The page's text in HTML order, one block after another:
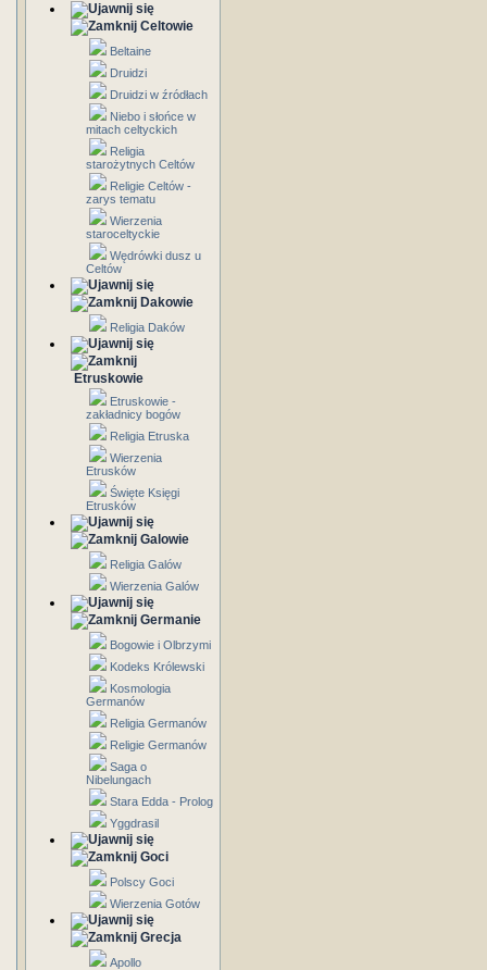
Celtowie
Beltaine
Druidzi
Druidzi w źródłach
Niebo i słońce w
mitach celtyckich
Religia
starożytnych Celtów
Religie Celtów -
zarys tematu
Wierzenia
staroceltyckie
Wędrówki dusz u
Celtów
Dakowie
Religia Daków
Etruskowie
Etruskowie -
zakładnicy bogów
Religia Etruska
Wierzenia
Etrusków
Święte Księgi
Etrusków
Galowie
Religia Galów
Wierzenia Galów
Germanie
Bogowie i Olbrzymi
Kodeks Królewski
Kosmologia
Germanów
Religia Germanów
Religie Germanów
Saga o
Nibelungach
Stara Edda - Prolog
Yggdrasil
Goci
Polscy Goci
Wierzenia Gotów
Grecja
Apollo